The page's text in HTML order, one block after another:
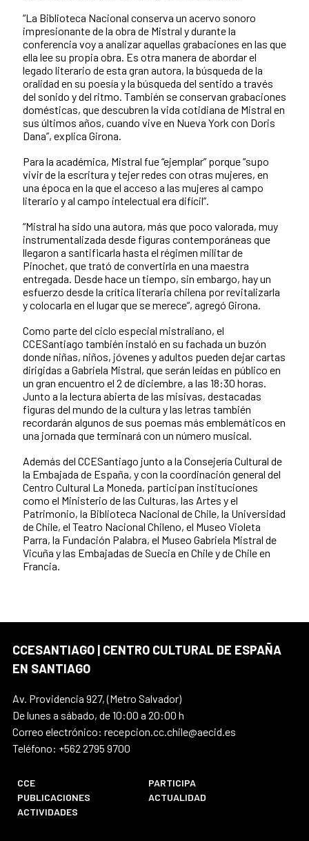
“La Biblioteca Nacional conserva un acervo sonoro
impresionante de la obra de Mistral y durante la
conferencia voy a analizar aquellas grabaciones en las que
ella lee su propia obra. Es otra manera de abordar el
legado literario de esta gran autora, la búsqueda de la
oralidad en su poesía y la búsqueda del sentido a través
del sonido y del ritmo. También se conservan grabaciones
domésticas, que descubren la vida cotidiana de Mistral en
sus últimos años, cuando vive en Nueva York con Doris
Dana”, explica Girona.
Para la académica, Mistral fue “ejemplar” porque “supo
vivir de la escritura y tejer redes con otras mujeres, en
una época en la que el acceso a las mujeres al campo
literario y al campo intelectual era difícil”.
“Mistral ha sido una autora, más que poco valorada, muy
instrumentalizada desde figuras contemporáneas que
llegaron a santificarla hasta el régimen militar de
Pinochet, que trató de convertirla en una maestra
entregada. Desde hace un tiempo, sin embargo, hay un
esfuerzo desde la crítica literaria chilena por revitalizarla
y colocarla en el lugar que se merece“, agregó Girona.
Como parte del ciclo especial mistraliano, el
CCESantiago también instaló en su fachada un buzón
donde niñas, niños, jóvenes y adultos pueden dejar cartas
dirigidas a Gabriela Mistral, que serán leídas en público en
un gran encuentro el 2 de diciembre, a las 18:30 horas.
Junto a la lectura abierta de las misivas, destacadas
figuras del mundo de la cultura y las letras también
recordarán algunos de sus poemas más emblemáticos en
una jornada que terminará con un número musical.
Además del CCESantiago junto a la Consejería Cultural de
la Embajada de España, y con la coordinación general del
Centro Cultural La Moneda, participan instituciones
como el Ministerio de las Culturas, las Artes y el
Patrimonio, la Biblioteca Nacional de Chile, la Universidad
de Chile, el Teatro Nacional Chileno, el Museo Violeta
Parra, la Fundación Palabra, el Museo Gabriela Mistral de
Vicuña y las Embajadas de Suecia en Chile y de Chile en
Francia.
CCESANTIAGO | CENTRO CULTURAL DE ESPAÑA
EN SANTIAGO
Av. Providencia 927, (Metro Salvador)
De lunes a sábado, de 10:00 a 20:00 h
Correo electrónico: recepcion.cc.chile@aecid.es
Teléfono: +562 2795 9700
CCE
PARTICIPA
PUBLICACIONES
ACTUALIDAD
ACTIVIDADES